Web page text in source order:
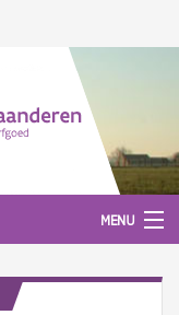
MENU